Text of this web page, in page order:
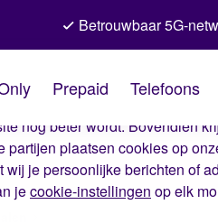
De cookies van
cookies op onze
nog beter wordt. Bovendien
partijen plaatsen cookies op
wij je persoonlijke berichten of
jecookie-instellingen op elk
Betrouwbaar 5G-
Prepaid Telefoons